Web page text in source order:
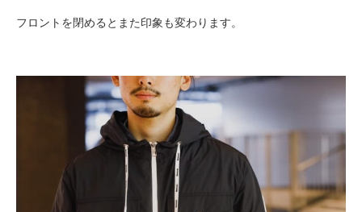
フロントを閉めるとまた印象も変わります。